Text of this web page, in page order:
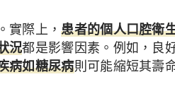
實際上，患者的個人口腔衛
況都是影響因素。例如，良
病如糖尿病則可能縮短其壽